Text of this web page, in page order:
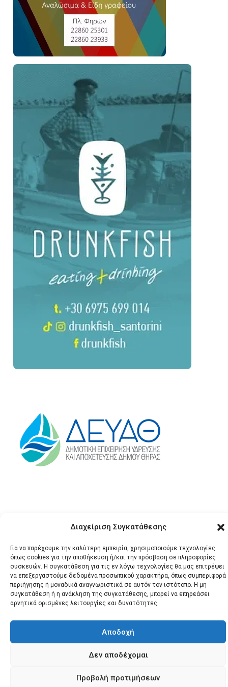
Διαχείριση Συγκατάθεσης
Για να παρέχουμε την καλύτερη εμπειρία, χρησιμοποιούμε τεχνολογίες
όπως cookies για την αποθήκευση ή/και την πρόσβαση σε πληροφορίες
συσκευών. Η συγκατάθεση για τις εν λόγω τεχνολογίες θα μας επιτρέψει
να επεξεργαστούμε δεδομένα προσωπικού χαρακτήρα, όπως συμπεριφορά
περιήγησης ή μοναδικά αναγνωριστικά σε αυτόν τον ιστότοπο. Η μη
συγκατάθεση ή η ανάκληση της συγκατάθεσης, μπορεί να επηρεάσει
αρνητικά ορισμένες λειτουργίες και δυνατότητες.
Αποδοχή
Δεν αποδέχομαι
Προβολή προτιμήσεων
© 2026 Santonews - Όλα
τα δικαιώματα
κατοχυρωμένα.